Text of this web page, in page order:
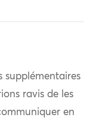
supplémentaires
ravis de les
en